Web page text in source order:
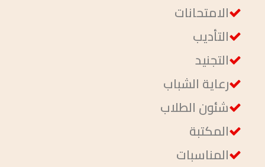
الامتحانات
التأديب
التجنيد
رعاية الشباب
شئون الطلاب
المكتبة
المناسبات